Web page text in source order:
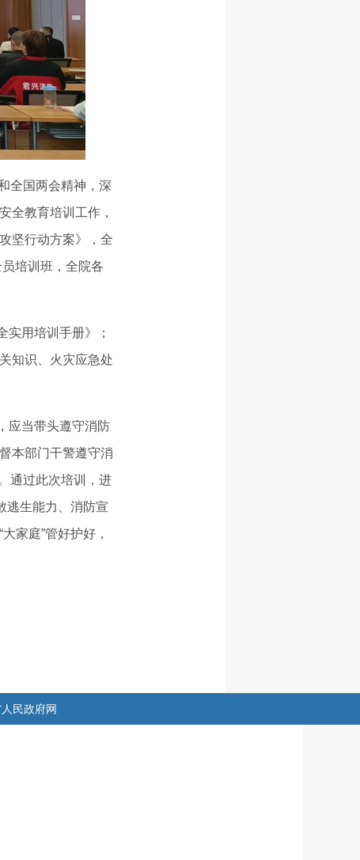
全国两会精神，深
全教育培训工作，
坚行动方案》，全
培训班，全院各
用培训手册》；
知识、火灾应急处
应当带头遵守消防
本部门干警遵守消
通过此次培训，进
逃生能力、消防宣
家庭”管好护好，
民政府网